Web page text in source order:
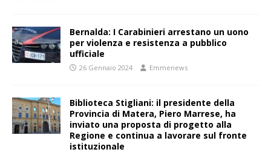
Bernalda: I Carabinieri arrestano un uono
per violenza e resistenza a pubblico
ufficiale
26 Gennaio 2024 Emmenews
Biblioteca Stigliani: il presidente della
Provincia di Matera, Piero Marrese, ha
inviato una proposta di progetto alla
Regione e continua a lavorare sul fronte
istituzionale